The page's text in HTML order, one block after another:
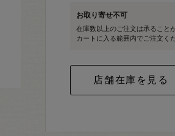
お取り寄せ不可
在庫数以上のご注文は承ること
カートに入る範囲内でご注文く